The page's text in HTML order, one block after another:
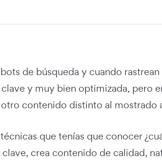
de búsqueda y cuando
y muy bien optimizada, pero
contenido distinto al mostrado
que tenías que conocer
crea contenido de calidad,